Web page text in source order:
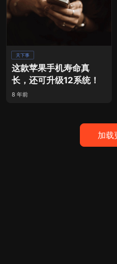
天下事
这款苹果手机寿命真
长，还可升级12系统！
8 年前
加载